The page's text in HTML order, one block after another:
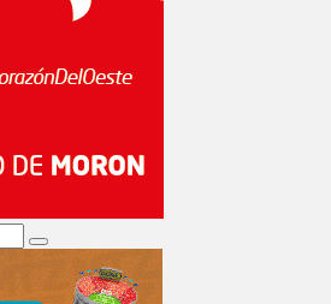
Search